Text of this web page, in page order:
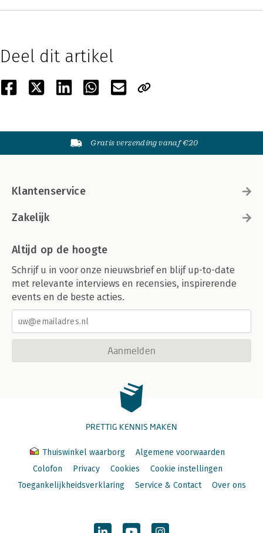
Deel dit artikel
Gratis verzending vanaf €20
Klantenservice
Zakelijk
Altijd op de hoogte
Schrijf u in voor onze nieuwsbrief en blijf up-to-date
met relevante interviews en recensies, inspirerende
events en de beste acties.
Aanmelden
PRETTIG KENNIS MAKEN
Thuiswinkel waarborg
Algemene voorwaarden
Colofon
Privacy Cookies
Cookie instellingen
Toegankelijkheidsverklaring
Service & Contact Over ons